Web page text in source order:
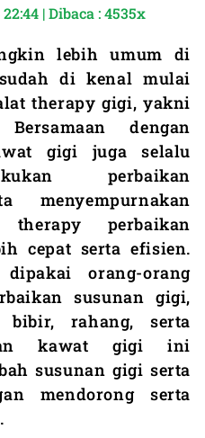
| Dibaca : 4535x
lebih umum di
di kenal mulai
therapy gigi, yakni
dengan
gigi juga selalu
perbaikan
menyempurnakan
therapy perbaikan
cepat serta efisien.
orang-orang
susunan gigi,
bibir, rahang, serta
kawat gigi ini
susunan gigi serta
mendorong serta